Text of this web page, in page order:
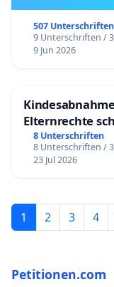
507 Unterschriften
9 Unterschriften /
9 Jun 2026
Elternrechte
8 Unterschriften
8 Unterschriften /
23 Jul 2026
1 2 3 4
Petitionen.com